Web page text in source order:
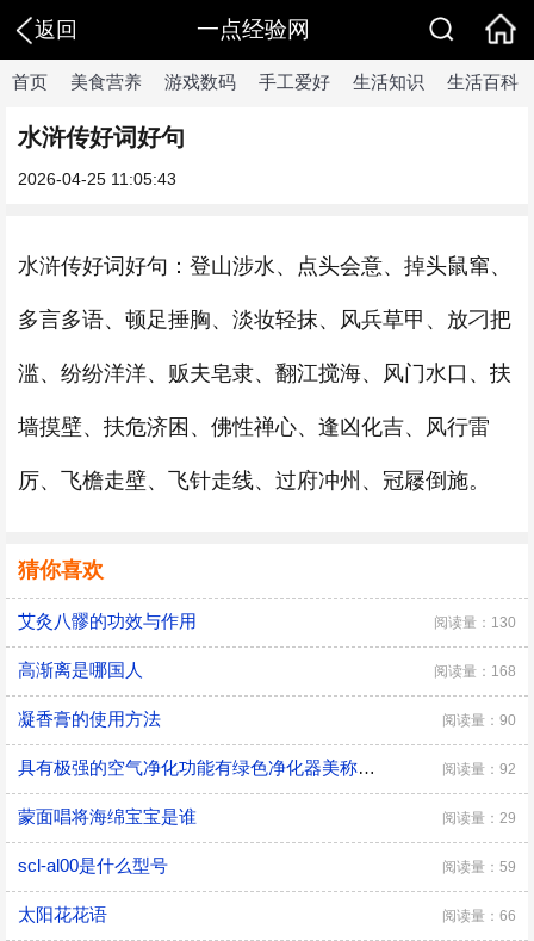
返回 一点经验网
首页 美食营养 游戏数码 手工爱好 生活知识 生活百科
水浒传好词好句
2026-04-25 11:05:43
水浒传好词好句：登山涉水、点头会意、掉头鼠窜、
多言多语、顿足捶胸、淡妆轻抹、风兵草甲、放刁把
滥、纷纷洋洋、贩夫皂隶、翻江搅海、风门水口、扶
墙摸壁、扶危济困、佛性禅心、逢凶化吉、风行雷
厉、飞檐走壁、飞针走线、过府冲州、冠屦倒施。
猜你喜欢
艾灸八髎的功效与作用 阅读量：130
高渐离是哪国人 阅读量：168
凝香膏的使用方法 阅读量：90
具有极强的空气净化功能有绿色净化器美称的室内植物是 阅读量：92
蒙面唱将海绵宝宝是谁 阅读量：29
scl-al00是什么型号 阅读量：59
太阳花花语 阅读量：66